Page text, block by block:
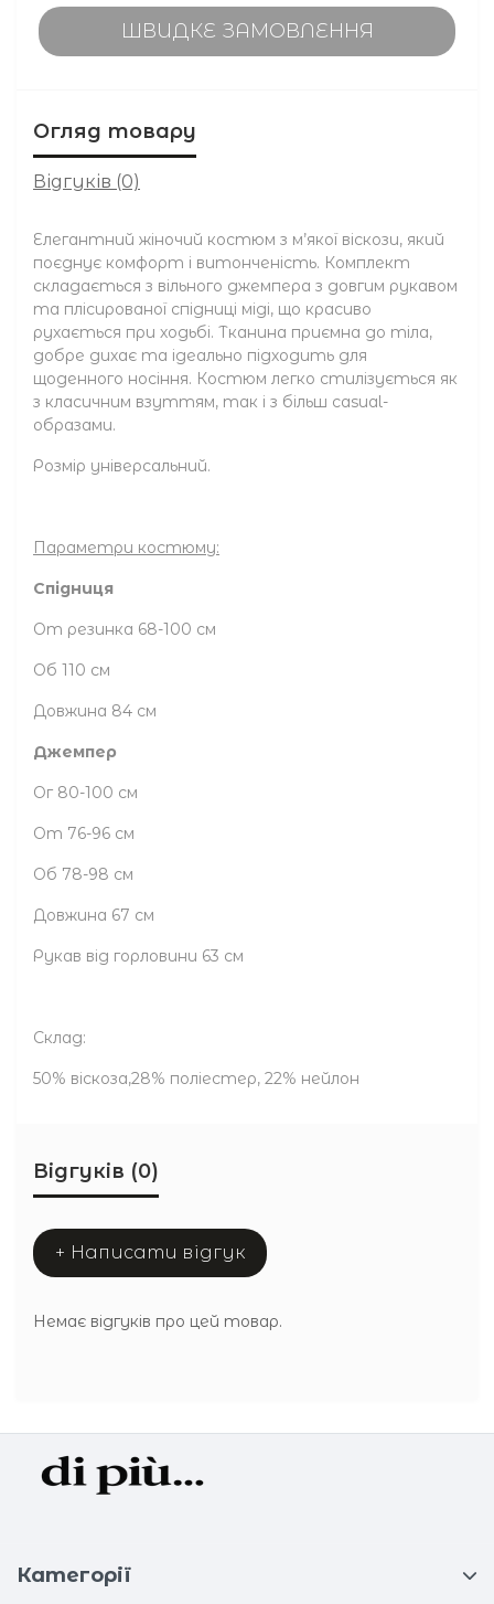
ШВИДКЕ ЗАМОВЛЕННЯ
Огляд товару
Відгуків (0)
Елегантний жіночий костюм з м’якої віскози, який
поєднує комфорт і витонченість. Комплект
складається з вільного джемпера з довгим рукавом
та плісированої спідниці міді, що красиво
рухається при ходьбі. Тканина приємна до тіла,
добре дихає та ідеально підходить для
щоденного носіння. Костюм легко стилізується як
з класичним взуттям, так і з більш casual-
образами.
Розмір універсальний.
Параметри костюму:
Спідниця
От резинка 68-100 см
Об 110 см
Довжина 84 см
Джемпер
Ог 80-100 см
От 76-96 см
Об 78-98 см
Довжина 67 см
Рукав від горловини 63 см
Склад:
50% віскоза,28% поліестер, 22% нейлон
Відгуків (0)
+ Написати відгук
Немає відгуків про цей товар.
Категорії